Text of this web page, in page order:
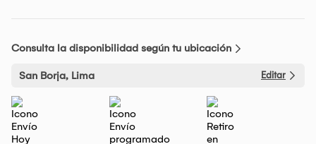
Consulta la disponibilidad según tu ubicación
San Borja, Lima Editar